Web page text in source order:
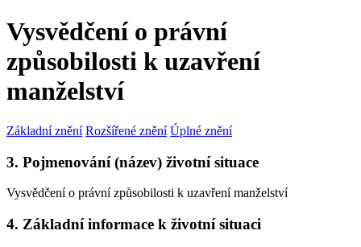
Vysvědčení o právní
způsobilosti k uzavření
manželství
Základní znění Rozšířené znění Úplné znění
3. Pojmenování (název) životní situace
Vysvědčení o právní způsobilosti k uzavření manželství
4. Základní informace k životní situaci